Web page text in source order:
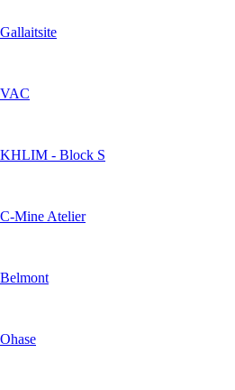
Gallaitsite
VAC
KHLIM - Block S
C-Mine Atelier
Belmont
Ohase